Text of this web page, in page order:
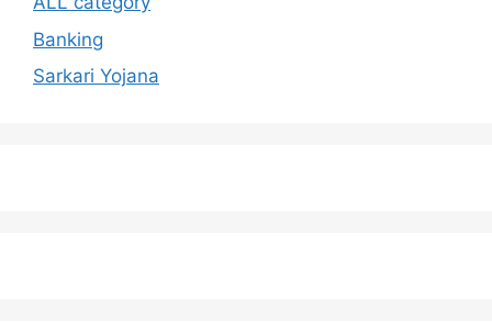
Banking
Sarkari Yojana